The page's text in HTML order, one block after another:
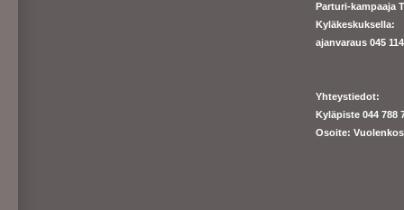
Parturi-kampaaja
Kyläkeskuksella:
ajanvaraus 045
Yhteystiedot:
Kyläpiste 044 788
Osoite: